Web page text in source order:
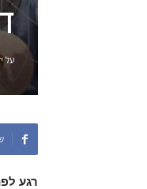
על
רגע